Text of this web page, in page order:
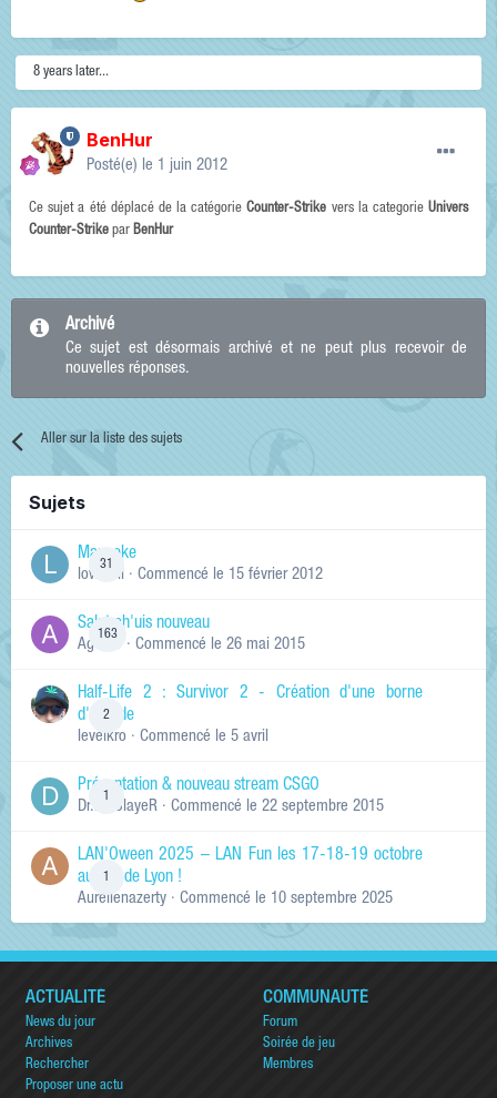
8 years later...
BenHur
Posté(e) le 1 juin 2012
Ce sujet a été déplacé de la catégorieCounter-Strike vers la categorieUnivers
Counter-Strike par BenHur
Archivé
Ce sujet est désormais archivé et ne peut plus recevoir de
nouvelles réponses.
Aller sur la liste des sujets
Sujets
31
Manneke
lowskill · Commencé le 15 février 2012
163
Salut ch'uis nouveau
Ag0Nie · Commencé le 26 mai 2015
2
Half-Life 2 : Survivor 2 - Création d'une borne
d'arcade
levelkro · Commencé le 5 avril
Présentation & nouveau stream CSGO
Dr.KinSlayeR · Commencé le 22 septembre 2015
LAN'Oween 2025 – LAN Fun les 17-18-19 octobre
au sud de Lyon !
Aurelienazerty · Commencé le 10 septembre 2025
ACTUALITÉ
News du jour
Archives
Rechercher
Proposer une actu
COMMUNAUTÉ
Forum
Soirée de jeu
Membres